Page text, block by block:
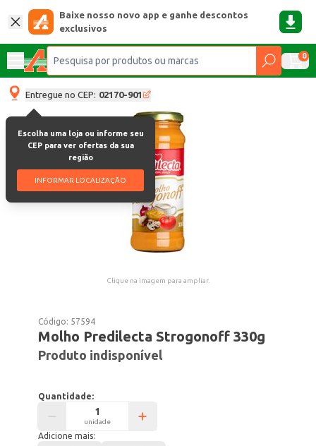
Baixe nosso novo app e ganhe descontos
exclusivos
0
Entregue no CEP: 02170-901
Escolha uma loja ou informe seu
CEP para ver ofertas da sua
região
INFORMAR LOCALIZAÇÃO
Clique na imagem para ampliar.
Código: 57594
Molho Predilecta Strogonoff 330g
Produto indisponível
Quantidade:
unidade
Adicione mais: